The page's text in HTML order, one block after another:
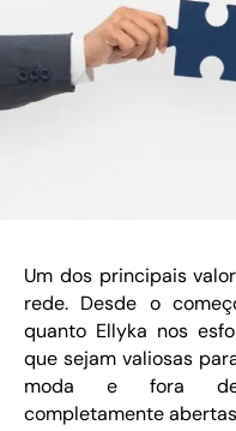
Um dos principais
rede. Desde o
quanto Ellyka nos
que sejam valiosas
moda e fora
completamente